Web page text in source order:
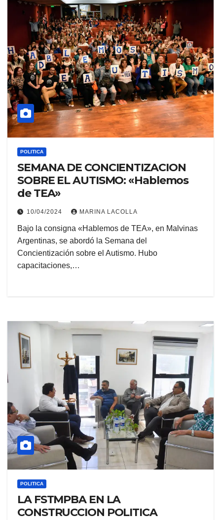
POLITICA
SEMANA DE CONCIENTIZACION
SOBRE EL AUTISMO: «Hablemos
de TEA»
10/04/2024 MARINA LACOLLA
Bajo la consigna «Hablemos de TEA», en Malvinas
Argentinas, se abordó la Semana del
Concientización sobre el Autismo. Hubo
capacitaciones,…
POLITICA
LA FSTMPBA EN LA
CONSTRUCCION POLITICA